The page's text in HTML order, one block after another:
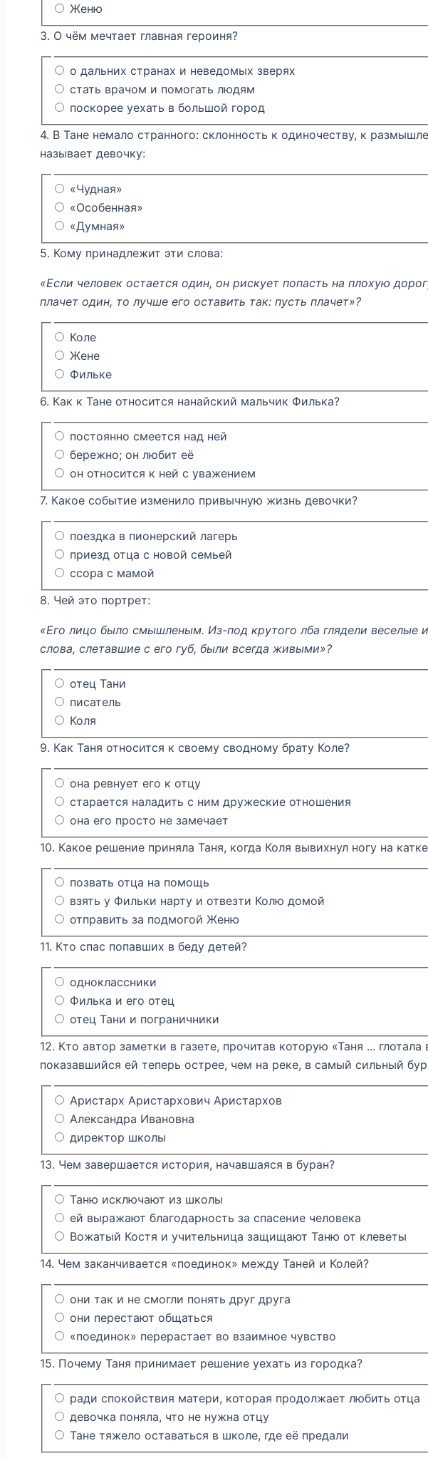
Женю
3. О чём мечтает главная героиня?
о дальних странах и неведомых зверях
стать врачом и помогать людям
поскорее уехать в большой город
4. В Тане немало странного: склонность к одиночеству, к
называет девочку:
«Чудная»
«Особенная»
«Думная»
5. Кому принадлежит эти слова:
«Если человек остается один, он рискует попасть на плохую
плачет один, то лучше его оставить так: пусть плачет»?
Коле
Жене
Фильке
6. Как к Тане относится нанайский мальчик Филька?
постоянно смеется над ней
бережно; он любит её
он относится к ней с уважением
7. Какое событие изменило привычную жизнь девочки?
поездка в пионерский лагерь
приезд отца с новой семьей
ссора с мамой
8. Чей это портрет:
«Его лицо было смышленым. Из-под крутого лба глядели веселые
слова, слетавшие с его губ, были всегда живыми»?
отец Тани
писатель
Коля
9. Как Таня относится к своему сводному брату Коле?
она ревнует его к отцу
старается наладить с ним дружеские отношения
она его просто не замечает
10. Какое решение приняла Таня, когда Коля вывихнул ногу на
позвать отца на помощь
взять у Фильки нарту и отвезти Колю домой
отправить за подмогой Женю
11. Кто спас попавших в беду детей?
одноклассники
Филька и его отец
отец Тани и пограничники
12. Кто автор заметки в газете, прочитав которую «Таня ... глотала
показавшийся ей теперь острее, чем на реке, в самый сильный
Аристарх Аристархович Аристархов
Александра Ивановна
директор школы
13. Чем завершается история, начавшаяся в буран?
Таню исключают из школы
ей выражают благодарность за спасение человека
Вожатый Костя и учительница защищают Таню от клеветы
14. Чем заканчивается «поединок» между Таней и Колей?
они так и не смогли понять друг друга
они перестают общаться
«поединок» перерастает во взаимное чувство
15. Почему Таня принимает решение уехать из городка?
ради спокойствия матери, которая продолжает любить отца
девочка поняла, что не нужна отцу
Тане тяжело оставаться в школе, где её предали